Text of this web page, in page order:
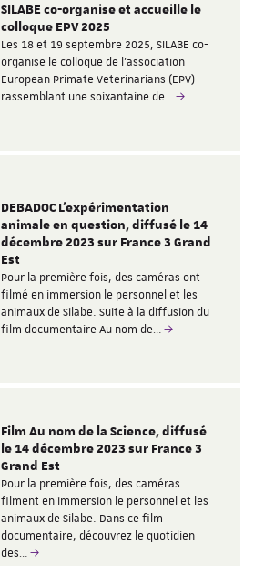
SILABE co-organise et accueille le
colloque EPV 2025
Les 18 et 19 septembre 2025, SILABE co-
organise le colloque de l'association
European Primate Veterinarians (EPV)
rassemblant une soixantaine de…
DEBADOC L'expérimentation
animale en question, diffusé le 14
décembre 2023 sur France 3 Grand
Est
Pour la première fois, des caméras ont
filmé en immersion le personnel et les
animaux de Silabe. Suite à la diffusion du
film documentaire Au nom de…
Film Au nom de la Science, diffusé
le 14 décembre 2023 sur France 3
Grand Est
Pour la première fois, des caméras
filment en immersion le personnel et les
animaux de Silabe. Dans ce film
documentaire, découvrez le quotidien
des…